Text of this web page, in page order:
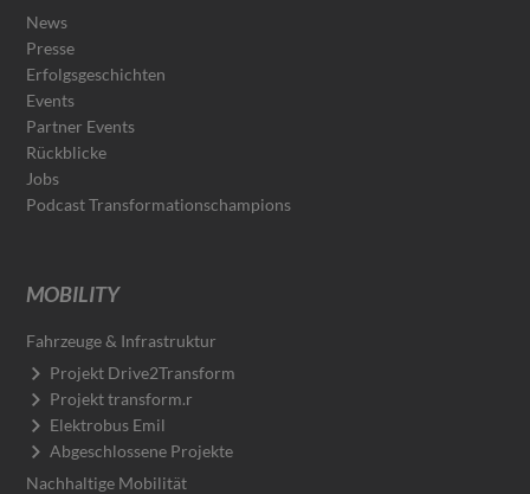
News
Presse
Erfolgsgeschichten
Events
Partner Events
Rückblicke
Jobs
Podcast Transformationschampions
MOBILITY
Fahrzeuge & Infrastruktur
Projekt Drive2Transform
Projekt transform.r
Elektrobus Emil
Abgeschlossene Projekte
Nachhaltige Mobilität